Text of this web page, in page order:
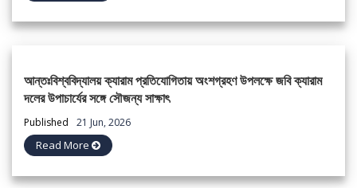
আন্তঃবিশ্ববিদ্যালয় ক্যারাম প্রতিযোগিতায় অংশগ্রহণ উপলক্ষে জবি ক্যারাম
দলের উপাচার্যের সঙ্গে সৌজন্য সাক্ষাৎ
Published 21 Jun, 2026
Read More